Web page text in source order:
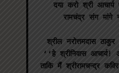
दया करो श्री आचार्य
रामचंद्र संग मांगे
श्रील नरोत्तमदास
‘‘हे श्रीनिवास
ताकि मैं श्रीरामचन्द्र